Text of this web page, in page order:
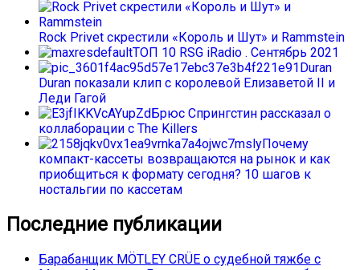
Rock Privet скрестили «Король и Шут» и Rammstein
ТОП 10 RSG iRadio . Сентябрь 2021
Duran
Duran показали клип с королевой Елизаветой II и
Леди Гагой
Брюс Спрингстин рассказал о
коллаборации с The Killers
Почему
компакт-кассеты возвращаются на рынок и как
приобщиться к формату сегодня? 10 шагов к
ностальгии по кассетам
Последние публикации
Барабанщик MÖTLEY CRÜE о судебной тяжбе с